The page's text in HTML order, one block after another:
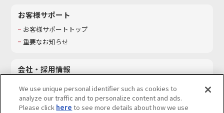
お客様サポート
お客様サポートトップ
重要なお知らせ
会社・採用情報
採用情報
サステナビリティ
We use unique personal identifier such as cookies to
analyze our traffic and to personalize content and ads.
Please click here to see more details about how we use